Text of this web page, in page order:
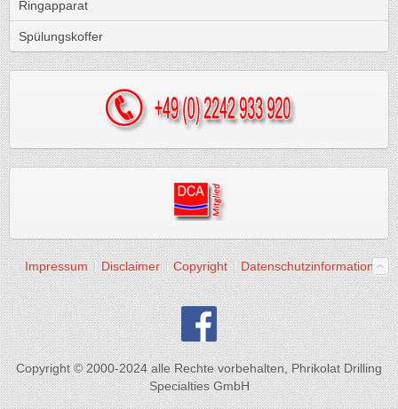
Ringapparat
Spülungskoffer
Impressum Disclaimer Copyright Datenschutzinformation
Copyright © 2000-2024 alle Rechte vorbehalten, Phrikolat Drilling
Specialties GmbH